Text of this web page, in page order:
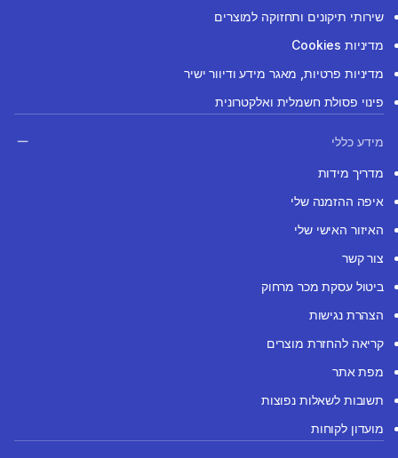
שירותי תיקונים ותחזוקה למוצרים
מדיניות Cookies
מדיניות פרטיות, מאגר מידע ודיוור ישיר
פינוי פסולת חשמלית ואלקטרונית
מידע כללי
מדריך מידות
איפה ההזמנה שלי
האיזור האישי שלי
צור קשר
ביטול עסקת מכר מרחוק
הצהרת נגישות
קריאה להחזרת מוצרים
מפת אתר
תשובות לשאלות נפוצות
מועדון לקוחות